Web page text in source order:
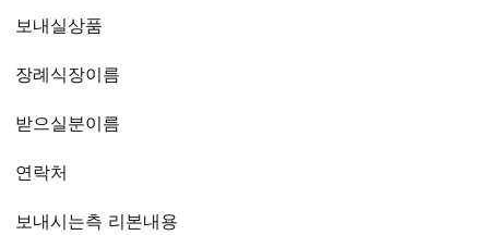
보내실상품
장례식장이름
받으실분이름
연락처
보내시는측 리본내용